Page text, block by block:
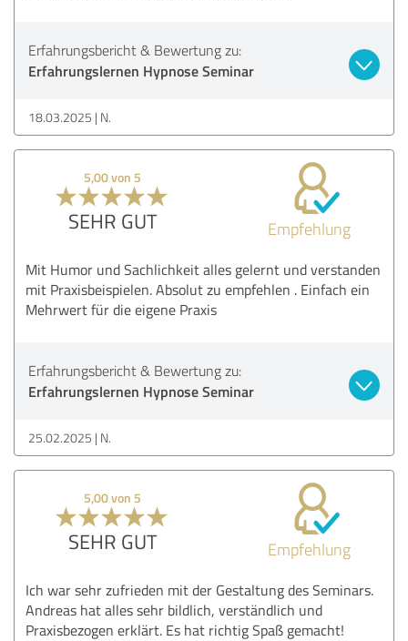
Erfahrungsbericht & Bewertung zu:
Erfahrungslernen Hypnose Seminar
18.03.2025 N.
5,00 von 5
SEHR GUT Empfehlung
Mit Humor und Sachlichkeit alles gelernt und verstanden
mit Praxisbeispielen. Absolut zu empfehlen . Einfach ein
Mehrwert für die eigene Praxis
Erfahrungsbericht & Bewertung zu:
Erfahrungslernen Hypnose Seminar
25.02.2025 N.
5,00 von 5
SEHR GUT Empfehlung
Ich war sehr zufrieden mit der Gestaltung des Seminars.
Andreas hat alles sehr bildlich, verständlich und
Praxisbezogen erklärt. Es hat richtig Spaß gemacht!